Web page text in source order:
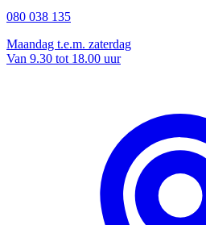
080 038 135
Maandag t.e.m. zaterdag
Van 9.30 tot 18.00 uur